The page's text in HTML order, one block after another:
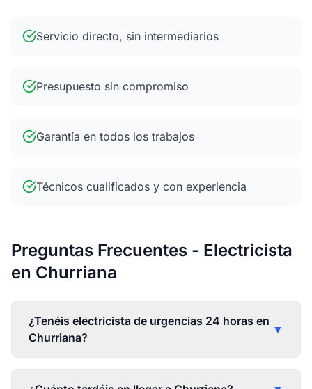
Servicio directo, sin intermediarios
Presupuesto sin compromiso
Garantía en todos los trabajos
Técnicos cualificados y con experiencia
Preguntas Frecuentes - Electricista
en Churriana
¿Tenéis electricista de urgencias 24 horas en
Churriana?
▼